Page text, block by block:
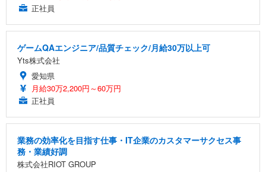
正社員
ゲームQAエンジニア/品質チェック/月給30万以上可
Yts株式会社
愛知県
月給30万2,200円～60万円
正社員
業務の効率化を目指す仕事・IT企業のカスタマーサクセス事
務・業績好調
株式会社RIOT GROUP